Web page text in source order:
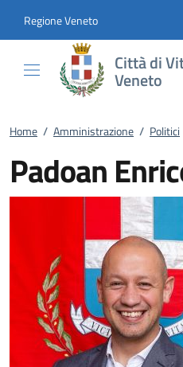
Regione Veneto
Città di
Veneto
Home / Amministrazione / Politici
Padoan